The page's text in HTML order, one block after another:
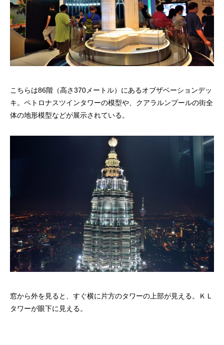
こちらは86階（高さ370メートル）にあるオブザベーションデッ
キ。ペトロナスツインタワーの模型や、クアラルンプールの街全
体の地形模型などが展示されている。
窓から外を見ると、すぐ横に片方のタワーの上部が見える。ＫＬ
タワーが眼下に見える。